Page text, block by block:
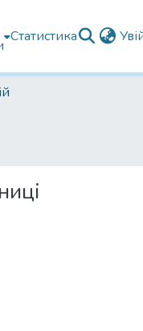
Статистика